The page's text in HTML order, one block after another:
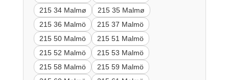
215 34 Malmø
215 35 Malmø
215 36 Malmö
215 37 Malmö
215 50 Malmö
215 51 Malmö
215 52 Malmö
215 53 Malmö
215 58 Malmö
215 59 Malmö